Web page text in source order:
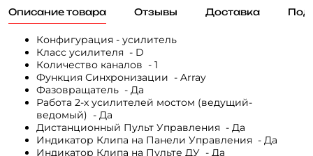
Описание товара Отзывы Доставка
Конфигурация - усилитель
Класс усилителя - D
Количество каналов - 1
Функция Синхронизации - Array
Фазовращатель - Да
Работа 2-х усилителей мостом (ведущий-
ведомый) - Да
Дистанционный Пульт Управления - Да
Индикатор Клипа на Панели Управления - Да
Индикатор Клипа на Пульте ДУ - Да